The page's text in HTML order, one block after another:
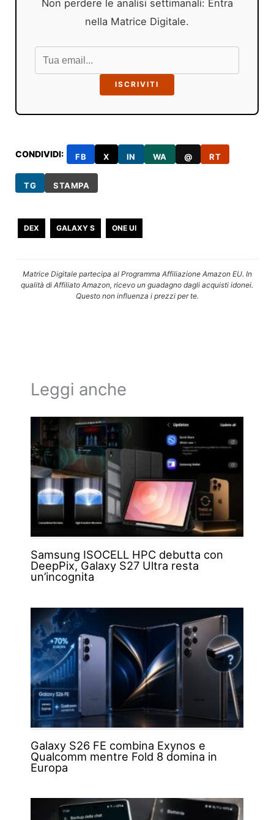
Non perdere le analisi settimanali: Entra
nella Matrice Digitale.
ISCRIVITI
CONDIVIDI: FB X IN WA @ RT
TG STAMPA
DEX GALAXY S ONE UI
Matrice Digitale partecipa al Programma Affiliazione Amazon EU. In
qualità di Affiliato Amazon, ricevo un guadagno dagli acquisti idonei.
Questo non influenza i prezzi per te.
Leggi anche
Samsung ISOCELL HPC debutta con
DeepPix, Galaxy S27 Ultra resta
un’incognita
Galaxy S26 FE combina Exynos e
Qualcomm mentre Fold 8 domina in
Europa